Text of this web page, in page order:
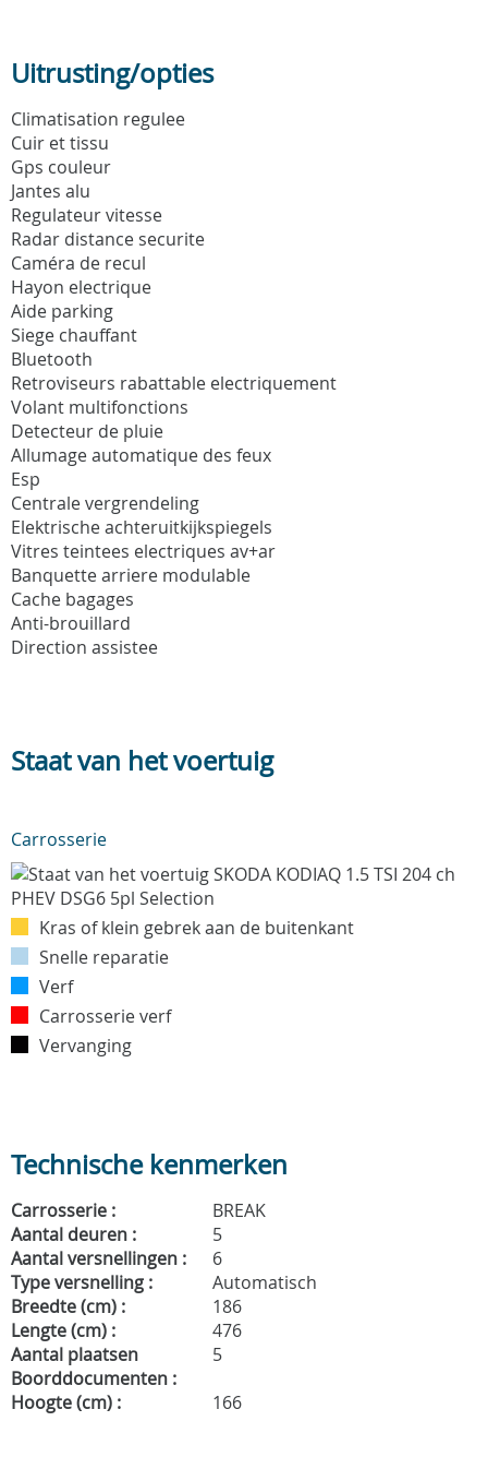
Uitrusting/opties
Climatisation regulee
Cuir et tissu
Gps couleur
Jantes alu
Regulateur vitesse
Radar distance securite
Caméra de recul
Hayon electrique
Aide parking
Siege chauffant
Bluetooth
Retroviseurs rabattable electriquement
Volant multifonctions
Detecteur de pluie
Allumage automatique des feux
Esp
Centrale vergrendeling
Elektrische achteruitkijkspiegels
Vitres teintees electriques av+ar
Banquette arriere modulable
Cache bagages
Anti-brouillard
Direction assistee
Staat van het voertuig
Carrosserie
Kras of klein gebrek aan de buitenkant
Snelle reparatie
Verf
Carrosserie verf
Vervanging
Technische kenmerken
Carrosserie :
BREAK
Aantal deuren :
5
Aantal versnellingen :
6
Type versnelling :
Automatisch
Breedte (cm) :
186
Lengte (cm) :
476
Aantal plaatsen
Boorddocumenten :
5
Hoogte (cm) :
166